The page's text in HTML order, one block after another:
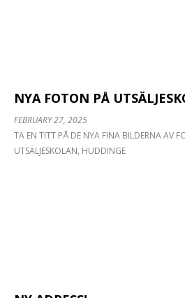
I FÖRRA VECKAN VAR NÅGRA
PÅGÅENDE BYGGET
NYA FOTON PÅ
FEBRUARY 27, 2025
TA EN TITT PÅ DE NYA FINA BILDERNA AV
UTSÄLJESKOLAN, HUDDINGE